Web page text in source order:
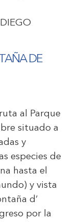
DE
al Parque
situado a
y
especies de
hasta el
y vista
d’
por la